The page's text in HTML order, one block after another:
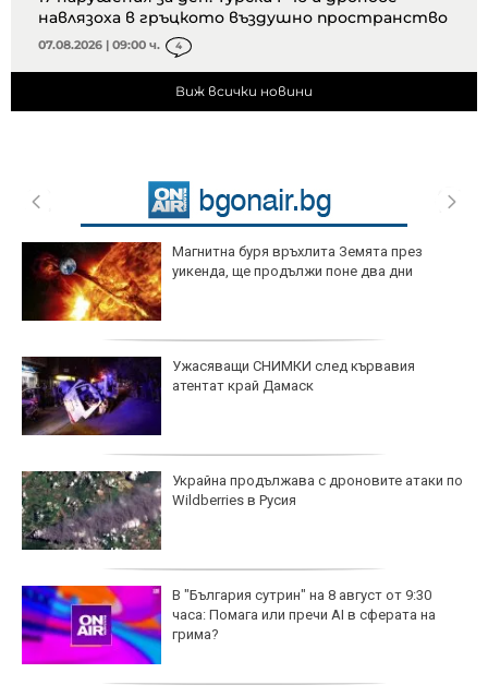
навлязоха в гръцкото въздушно пространство
07.08.2026 | 09:00 ч. 4
Виж всички новини
Магнитна буря връхлита Земята през
уикенда, ще продължи поне два дни
Ужасяващи СНИМКИ след кървавия
атентат край Дамаск
Украйна продължава с дроновите атаки по
Wildberries в Русия
В "България сутрин" на 8 август от 9:30
часа: Помага или пречи AI в сферата на
грима?